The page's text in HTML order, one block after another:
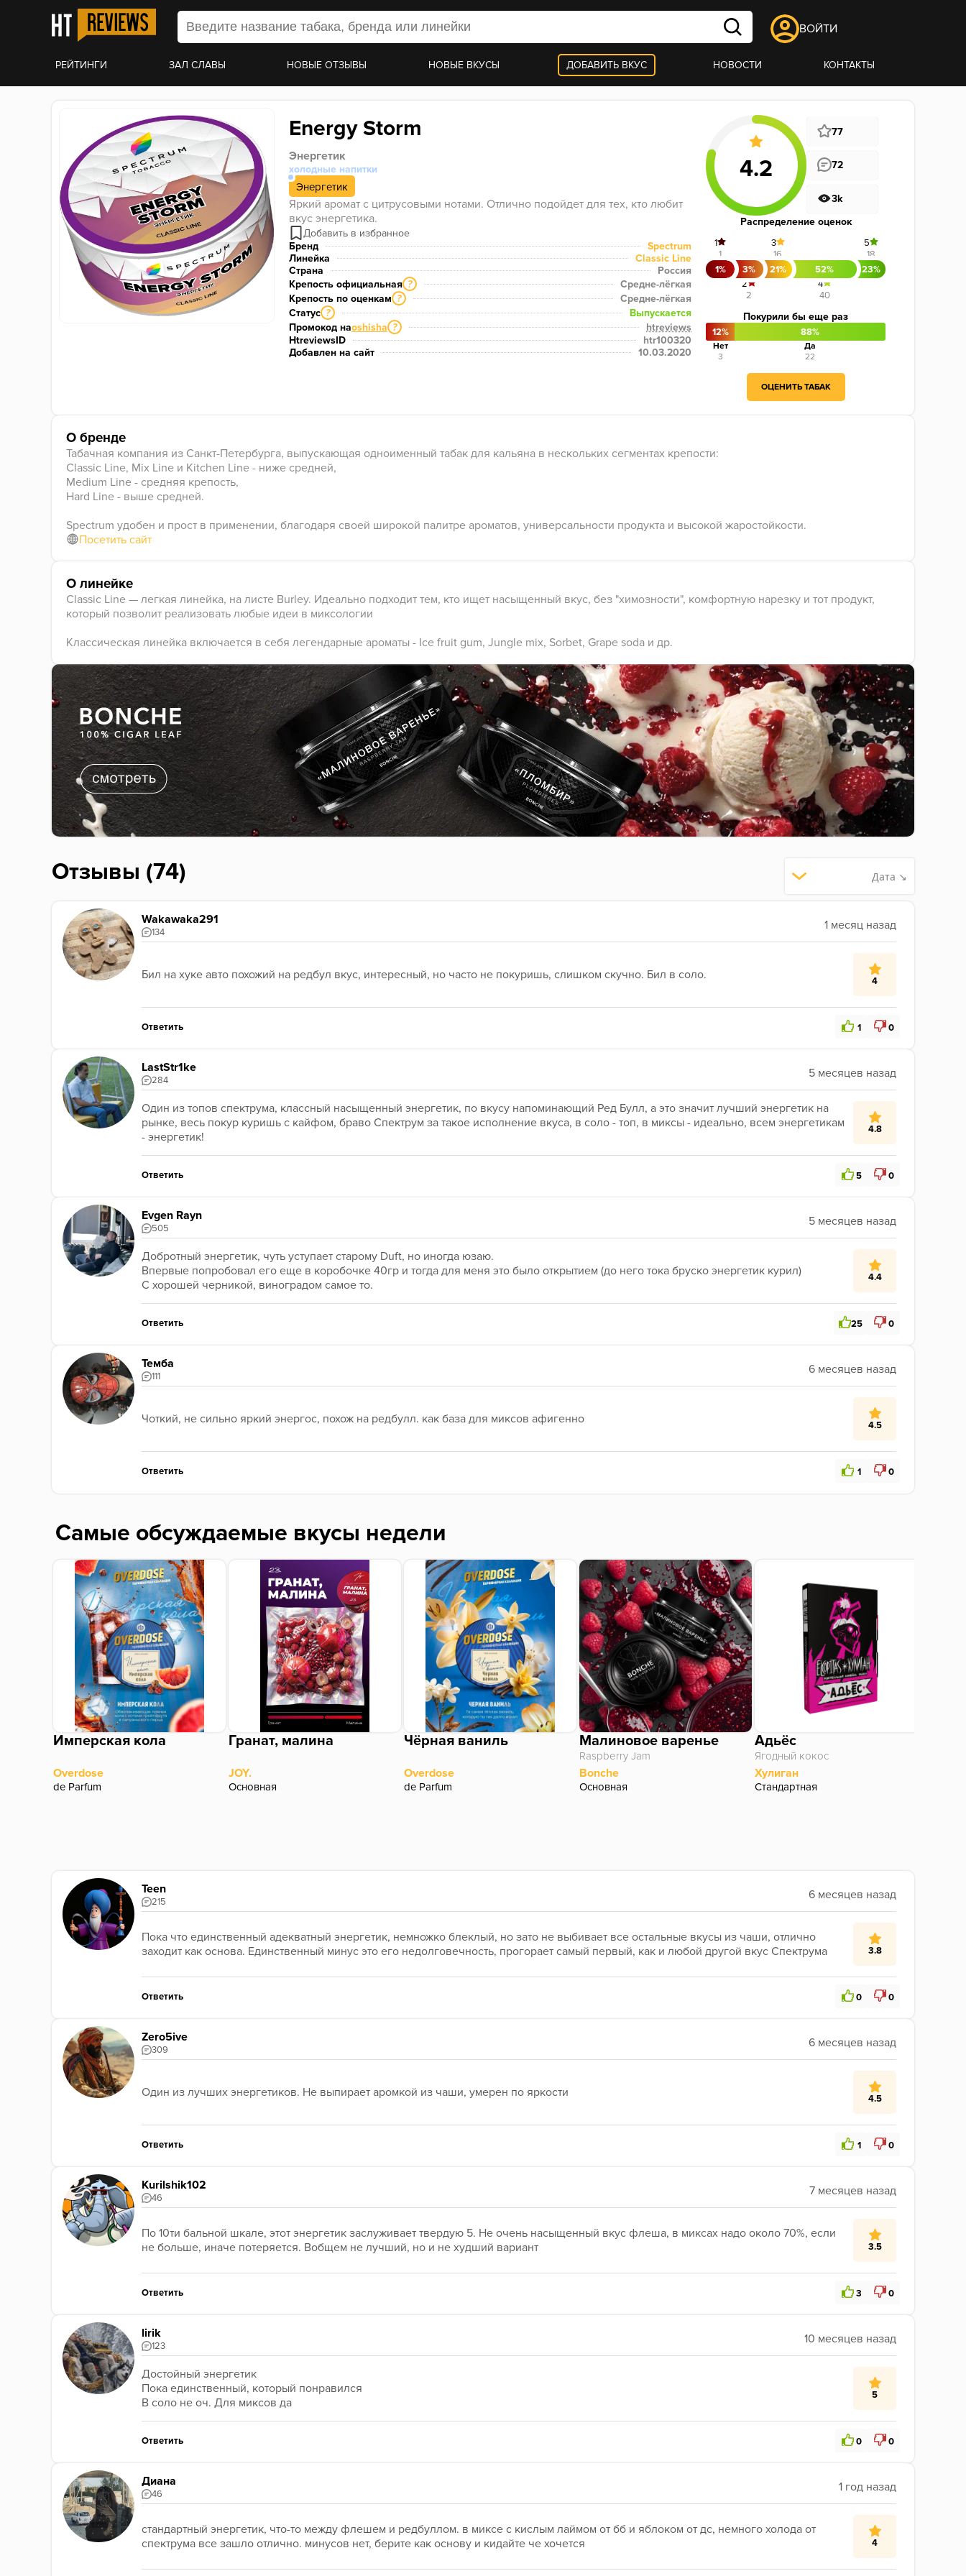
ВОЙТИ
РЕЙТИНГИ ЗАЛ СЛАВЫ НОВЫЕ ОТЗЫВЫ НОВЫЕ ВКУСЫ ДОБАВИТЬ ВКУС НОВОСТИ КОНТАКТЫ
Energy Storm
Энергетик
холодные напитки
Энергетик
Яркий аромат с цитрусовыми нотами. Отлично подойдет для тех, кто любит
вкус энергетика.
Бренд
Spectrum
Линейка
Classic Line
Страна
Россия
Крепость официальная ?
Средне-лёгкая
Крепость по оценкам ?
Средне-лёгкая
Статус ?
Выпускается
Промокод наoshisha ?
htreviews
HtreviewsID
htr100320
Добавлен на сайт
10.03.2020
77
72
3k
Распределение оценок
1%
1
1
3%
2
2
21%
3
16
52%
4
40
23%
5
18
Покурили бы еще раз
12%
Нет
3
88%
Да
22
ОЦЕНИТЬ ТАБАК
О бренде
Табачная компания из Санкт-Петербурга, выпускающая одноименный табак для кальяна в нескольких сегментах крепости:
Classic Line, Mix Line и Kitchen Line - ниже средней,
Medium Line - средняя крепость,
Hard Line - выше средней.
Spectrum удобен и прост в применении, благодаря своей широкой палитре ароматов, универсальности продукта и высокой жаростойкости.
Посетить сайт
О линейке
Classic Line — легкая линейка, на листе Burley. Идеально подходит тем, кто ищет насыщенный вкус, без "химозности", комфортную нарезку и тот продукт,
который позволит реализовать любые идеи в миксологии
Классическая линейка включается в себя легендарные ароматы - Ice fruit gum, Jungle mix, Sorbet, Grape soda и др.
Отзывы (74) Дата ↘
Wakawaka291
134
4
Бил на хуке авто похожий на редбул вкус, интересный, но часто не покуришь, слишком скучно. Бил в соло.
Ответить 1 0
LastStr1ke
284
4.8
Один из топов спектрума, классный насыщенный энергетик, по вкусу напоминающий Ред Булл, а это значит лучший энергетик на
рынке, весь покур куришь с кайфом, браво Спектрум за такое исполнение вкуса, в соло - топ, в миксы - идеально, всем энергетикам
- энергетик!
Ответить 5 0
Evgen Rayn
505
4.4
Добротный энергетик, чуть уступает старому Duft, но иногда юзаю.
Впервые попробовал его еще в коробочке 40гр и тогда для меня это было открытием (до него тока бруско энергетик курил)
С хорошей черникой, виноградом самое то.
Ответить 25 0
Темба
111
4.5
Чоткий, не сильно яркий энергос, похож на редбулл. как база для миксов афигенно
Ответить 1 0
Самые обсуждаемые вкусы недели
Имперская кола
Overdose
de Parfum
Гранат, малина
JOY.
Основная
Чёрная ваниль
Overdose
de Parfum
Малиновое варенье
Raspberry Jam
Bonche
Основная
Адьёс
Ягодный кокос
Хулиган
Стандартная
Teen
215
3.8
Пока что единственный адекватный энергетик, немножко блеклый, но зато не выбивает все остальные вкусы из чаши, отлично
заходит как основа. Единственный минус это его недолговечность, прогорает самый первый, как и любой другой вкус Спектрума
Ответить 0 0
Zero5ive
309
4.5
Один из лучших энергетиков. Не выпирает аромкой из чаши, умерен по яркости
Ответить 1 0
Kurilshik102
46
3.5
По 10ти бальной шкале, этот энергетик заслуживает твердую 5. Не очень насыщенный вкус флеша, в миксах надо около 70%, если
не больше, иначе потеряется. Вобщем не лучший, но и не худший вариант
Ответить 3 0
lirik
123
5
Достойный энергетик
Пока единственный, который понравился
В соло не оч. Для миксов да
Ответить 0 0
Диана
46
4
стандартный энергетик, что-то между флешем и редбуллом. в миксе с кислым лаймом от бб и яблоком от дс, немного холода от
спектрума все зашло отлично. минусов нет, берите как основу и кидайте че хочется